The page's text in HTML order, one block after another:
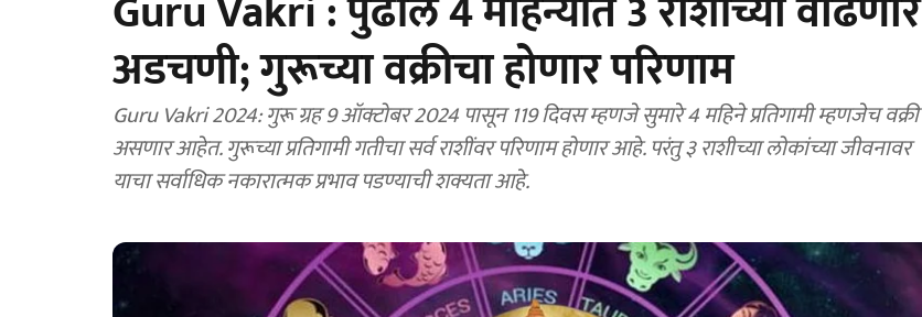
अडचणी; गुरूच्या वक्रीचा होणार परिणाम
Guru Vakri 2024: गुरू ग्रह 9 ऑक्टोबर 2024 पासून 119 दिवस म्हणजे सुमारे 4 महिने प्रतिगामी म्हणजेच वक्री
असणार आहेत. गुरूच्या प्रतिगामी गतीचा सर्व राशींवर परिणाम होणार आहे. परंतु ३ राशीच्या लोकांच्या जीवनावर
याचा सर्वाधिक नकारात्मक प्रभाव पडण्याची शक्यता आहे.